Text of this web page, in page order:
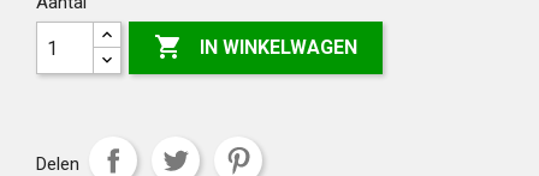
 IN WINKELWAGEN
Delen